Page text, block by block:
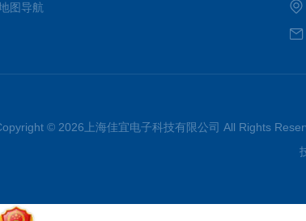
图导航
© 2026上海佳宜电子科技有限公司 All Rights